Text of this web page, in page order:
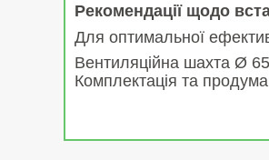
Рекомендації щодо
Для оптимальної
Вентиляційна шахта Ø
Комплектація та